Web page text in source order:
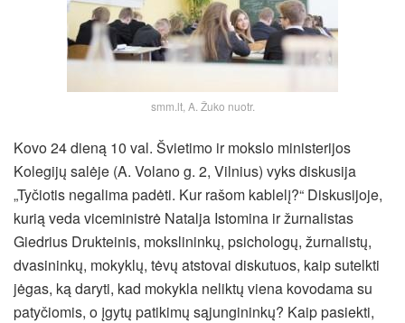
smm.lt, A. Žuko nuotr.
Kovo 24 dieną 10 val. Švietimo ir mokslo ministerijos
Kolegijų salėje (A. Volano g. 2, Vilnius) vyks diskusija
„Tyčiotis negalima padėti. Kur rašom kablelį?“ Diskusijoje,
kurią veda viceministrė Natalja Istomina ir žurnalistas
Giedrius Drukteinis, mokslininkų, psichologų, žurnalistų,
dvasininkų, mokyklų, tėvų atstovai diskutuos, kaip sutelkti
jėgas, ką daryti, kad mokykla neliktų viena kovodama su
patyčiomis, o įgytų patikimų sąjungininkų? Kaip pasiekti,